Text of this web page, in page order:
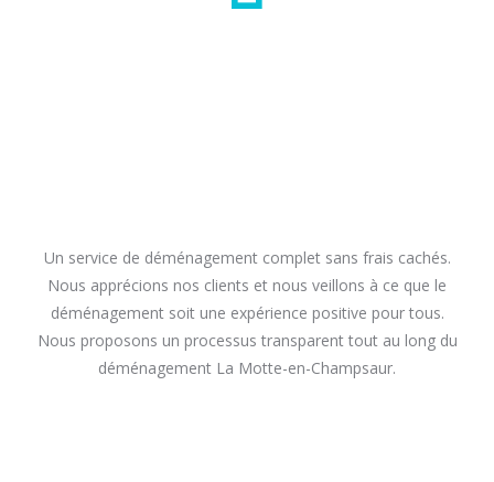
Un service de déménagement complet sans frais cachés.
Nous apprécions nos clients et nous veillons à ce que le
déménagement soit une expérience positive pour tous.
Nous proposons un processus transparent tout au long du
déménagement La Motte-en-Champsaur.